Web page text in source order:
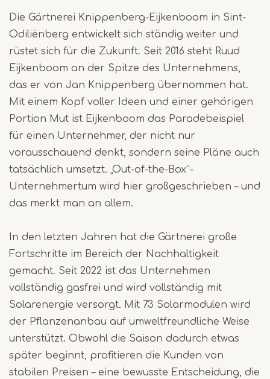
Die Gärtnerei Knippenberg-Eijkenboom in Sint-
Odiliënberg entwickelt sich ständig weiter und
rüstet sich für die Zukunft. Seit 2016 steht Ruud
Eijkenboom an der Spitze des Unternehmens,
das er von Jan Knippenberg übernommen hat.
Mit einem Kopf voller Ideen und einer gehörigen
Portion Mut ist Eijkenboom das Paradebeispiel
für einen Unternehmer, der nicht nur
vorausschauend denkt, sondern seine Pläne auch
tatsächlich umsetzt. „Out-of-the-Box“-
Unternehmertum wird hier großgeschrieben – und
das merkt man an allem.
In den letzten Jahren hat die Gärtnerei große
Fortschritte im Bereich der Nachhaltigkeit
gemacht. Seit 2022 ist das Unternehmen
vollständig gasfrei und wird vollständig mit
Solarenergie versorgt. Mit 73 Solarmodulen wird
der Pflanzenanbau auf umweltfreundliche Weise
unterstützt. Obwohl die Saison dadurch etwas
später beginnt, profitieren die Kunden von
stabilen Preisen – eine bewusste Entscheidung, die